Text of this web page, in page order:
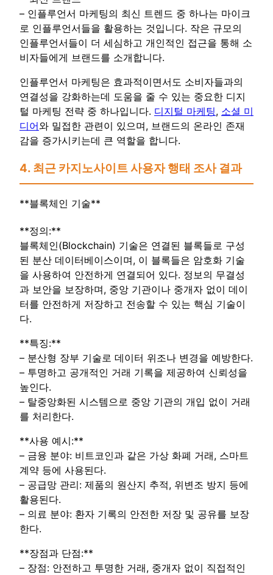
– 인플루언서 마케팅의 최신 트렌드 중 하나는 마이크
로 인플루언서들을 활용하는 것입니다. 작은 규모의
인플루언서들이 더 세심하고 개인적인 접근을 통해 소
비자들에게 브랜드를 소개합니다.
인플루언서 마케팅은 효과적이면서도 소비자들과의
연결성을 강화하는데 도움을 줄 수 있는 중요한 디지
털 마케팅 전략 중 하나입니다. 디지털 마케팅, 소셜 미
디어와 밀접한 관련이 있으며, 브랜드의 온라인 존재
감을 증가시키는데 큰 역할을 합니다.
4. 최근 카지노사이트 사용자 행태 조사 결과
**블록체인 기술**
**정의:**
블록체인(Blockchain) 기술은 연결된 블록들로 구성
된 분산 데이터베이스이며, 이 블록들은 암호화 기술
을 사용하여 안전하게 연결되어 있다. 정보의 무결성
과 보안을 보장하며, 중앙 기관이나 중개자 없이 데이
터를 안전하게 저장하고 전송할 수 있는 핵심 기술이
다.
**특징:**
– 분산형 장부 기술로 데이터 위조나 변경을 예방한다.
– 투명하고 공개적인 거래 기록을 제공하여 신뢰성을
높인다.
– 탈중앙화된 시스템으로 중앙 기관의 개입 없이 거래
를 처리한다.
**사용 예시:**
– 금융 분야: 비트코인과 같은 가상 화폐 거래, 스마트
계약 등에 사용된다.
– 공급망 관리: 제품의 원산지 추적, 위변조 방지 등에
활용된다.
– 의료 분야: 환자 기록의 안전한 저장 및 공유를 보장
한다.
**장점과 단점:**
– 장점: 안전하고 투명한 거래, 중개자 없이 직접적인